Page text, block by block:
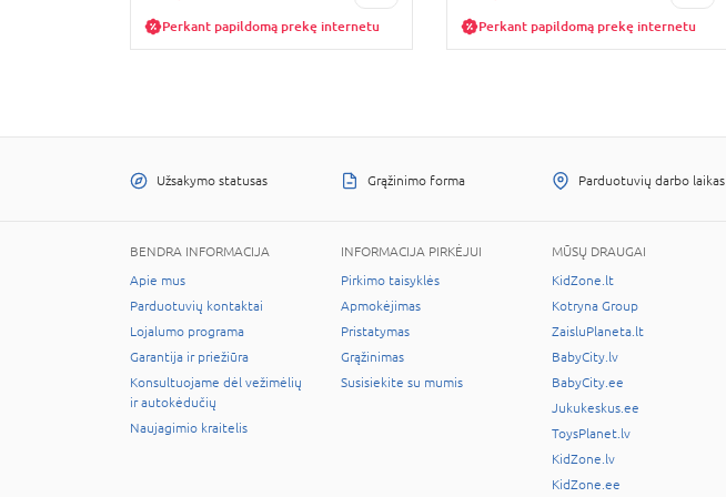
Perkant papildomą prekę internetu Perkant papildomą prekę internetu
Užsakymo statusas Grąžinimo forma Parduotuvių darbo laikas
BENDRA INFORMACIJA
Apie mus
Parduotuvių kontaktai
Lojalumo programa
Garantija ir priežiūra
Konsultuojame dėl vežimėlių
ir autokėdučių
Naujagimio kraitelis
INFORMACIJA PIRKĖJUI
Pirkimo taisyklės
Apmokėjimas
Pristatymas
Grąžinimas
Susisiekite su mumis
MŪSŲ DRAUGAI
KidZone.lt
Kotryna Group
ZaisluPlaneta.lt
BabyCity.lv
BabyCity.ee
Jukukeskus.ee
ToysPlanet.lv
KidZone.lv
KidZone.ee